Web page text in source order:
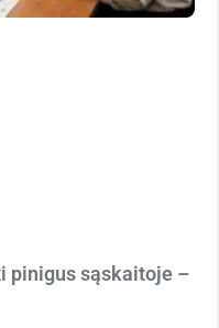
pinigus sąskaitoje –